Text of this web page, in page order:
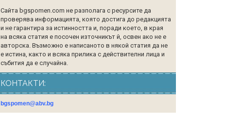
Сайта bgspomen.com не разполага с ресурсите да
проверява информацията, която достига до редакцията
и не гарантира за истинността и, поради което, в края
на всяка статия е посочен източникът й, освен ако не е
авторска. Възможно е написаното в някой статия да не
е истина, както и всяка прилика с действителни лица и
събития да е случайна.
КОНТАКТИ:
bgspomen@abv.bg